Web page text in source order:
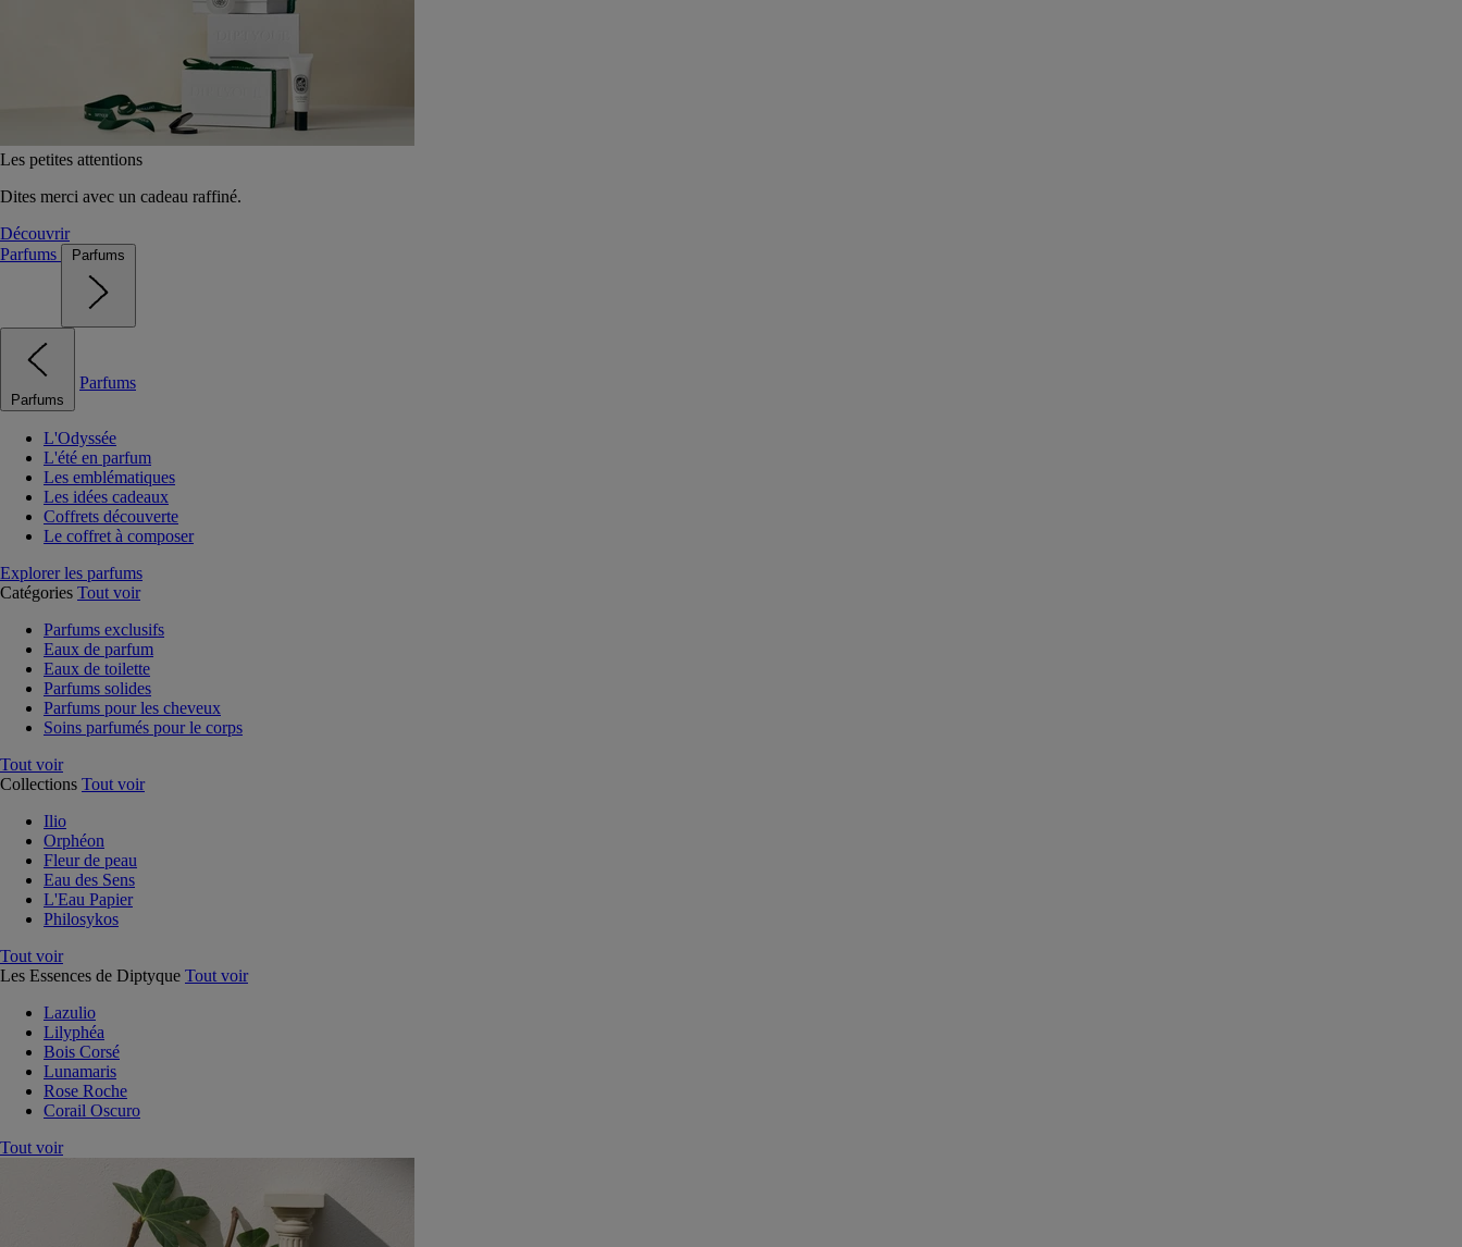
Les petites attentions
Dites merci avec un cadeau raffiné.
Découvrir
Parfums
Parfums
Parfums
Parfums
L'Odyssée
L'été en parfum
Les emblématiques
Les idées cadeaux
Coffrets découverte
Le coffret à composer
Explorer les parfums
Catégories Tout voir
Parfums exclusifs
Eaux de parfum
Eaux de toilette
Parfums solides
Parfums pour les cheveux
Soins parfumés pour le corps
Tout voir
Collections Tout voir
Ilio
Orphéon
Fleur de peau
Eau des Sens
L'Eau Papier
Philosykos
Tout voir
Les Essences de Diptyque Tout voir
Lazulio
Lilyphéa
Bois Corsé
Lunamaris
Rose Roche
Corail Oscuro
Tout voir